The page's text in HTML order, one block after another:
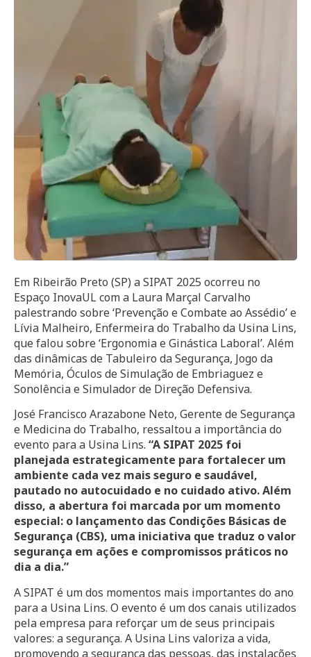
Em Ribeirão Preto (SP) a SIPAT 2025 ocorreu no
Espaço InovaUL com a Laura Marçal Carvalho
palestrando sobre ‘Prevenção e Combate ao Assédio’ e
Lívia Malheiro, Enfermeira do Trabalho da Usina Lins,
que falou sobre ‘Ergonomia e Ginástica Laboral’. Além
das dinâmicas de Tabuleiro da Segurança, Jogo da
Memória, Óculos de Simulação de Embriaguez e
Sonolência e Simulador de Direção Defensiva.
José Francisco Arazabone Neto, Gerente de Segurança
e Medicina do Trabalho, ressaltou a importância do
evento para a Usina Lins. “A SIPAT 2025 foi
planejada estrategicamente para fortalecer um
ambiente cada vez mais seguro e saudável,
pautado no autocuidado e no cuidado ativo. Além
disso, a abertura foi marcada por um momento
especial: o lançamento das Condições Básicas de
Segurança (CBS), uma iniciativa que traduz o valor
segurança em ações e compromissos práticos no
dia a dia.”
A SIPAT é um dos momentos mais importantes do ano
para a Usina Lins. O evento é um dos canais utilizados
pela empresa para reforçar um de seus principais
valores: a segurança. A Usina Lins valoriza a vida,
promovendo a segurança das pessoas, das instalações